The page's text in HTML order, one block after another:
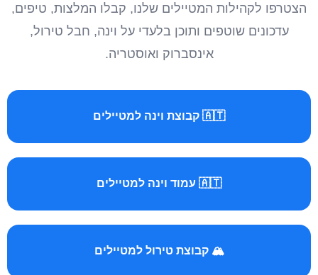
הצטרפו לקהילות המטיילים שלנו, קבלו המלצות, טיפים,
עדכונים שוטפים ותוכן בלעדי על וינה, חבל טירול,
אינסברוק ואוסטריה.
🇦🇹 קבוצת וינה למטיילים
🇦🇹 עמוד וינה למטיילים
🏔️ קבוצת טירול למטיילים